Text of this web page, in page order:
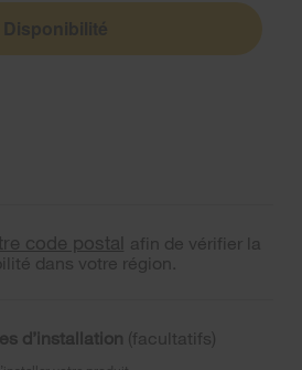
code postal afin de vérifier la
dans votre région.
d’installation (facultatifs)